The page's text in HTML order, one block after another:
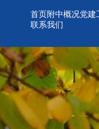
首页 附中概况党建
联系我们